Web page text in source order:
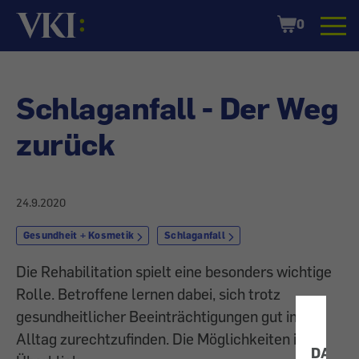
Startseite
Shopping
Cart
0
Schlaganfall - Der Weg
zurück
24.9.2020
Gesundheit + Kosmetik Schlaganfall
Die Rehabilitation spielt eine besonders wichtige
Rolle. Betroffene lernen dabei, sich trotz
gesundheitlicher Beeinträchtigungen gut im
Alltag zurechtzufinden. Die Möglichkeiten im